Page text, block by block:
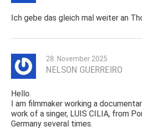
Ich gebe das gleich mal weiter an
28. November 2025
NELSON GUERREIRO
Hello.
I am filmmaker working a
work of a singer, LUIS CILIA, from
Germany several times.